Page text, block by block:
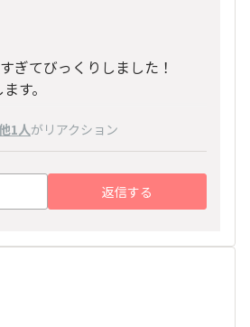
ぎてびっくりしました！
す。
1人がリアクション
返信する